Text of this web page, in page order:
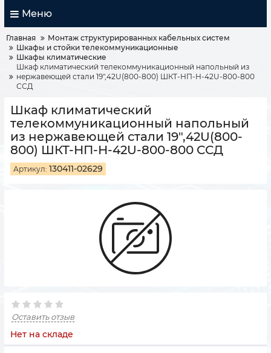
Меню
Главная
Монтаж структурированных кабельных систем
Шкафы и стойки телекоммуникационные
Шкафы климатические
Шкаф климатический телекоммуникационный напольный из
нержавеющей стали 19",42U(800-800) ШКТ-НП-Н-42U-800-800
ССД
Шкаф климатический
телекоммуникационный напольный
из нержавеющей стали 19",42U(800-
800) ШКТ-НП-Н-42U-800-800 ССД
Артикул: 130411-02629
Оставить отзыв
Нет на складе